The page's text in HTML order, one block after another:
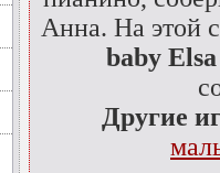
Анна. На этой
baby
Другие